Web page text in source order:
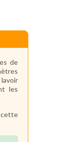
de
les
cette